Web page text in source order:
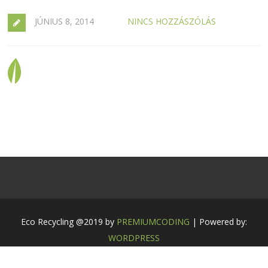
JÚNIUS 8, 2014 NINCS HOZZÁSZÓLÁS
Eco Recycling @2019 by PREMIUMCODING | Powered by:
WORDPRESS